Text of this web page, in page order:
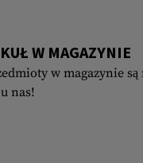
W MAGAZYNIE
w magazynie są
nas!